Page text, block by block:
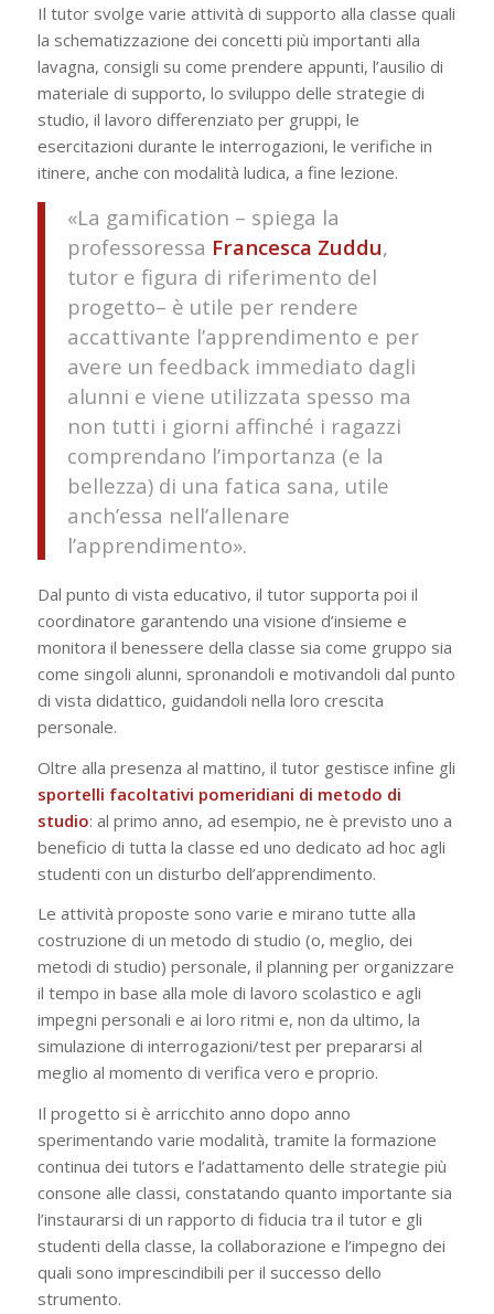
Il tutor svolge varie attività di supporto alla classe quali
la schematizzazione dei concetti più importanti alla
lavagna, consigli su come prendere appunti, l’ausilio di
materiale di supporto, lo sviluppo delle strategie di
studio, il lavoro differenziato per gruppi, le
esercitazioni durante le interrogazioni, le verifiche in
itinere, anche con modalità ludica, a fine lezione.
«La gamification – spiega la
professoressa Francesca Zuddu,
tutor e figura di riferimento del
progetto– è utile per rendere
accattivante l’apprendimento e per
avere un feedback immediato dagli
alunni e viene utilizzata spesso ma
non tutti i giorni affinché i ragazzi
comprendano l’importanza (e la
bellezza) di una fatica sana, utile
anch’essa nell’allenare
l’apprendimento».
Dal punto di vista educativo, il tutor supporta poi il
coordinatore garantendo una visione d’insieme e
monitora il benessere della classe sia come gruppo sia
come singoli alunni, spronandoli e motivandoli dal punto
di vista didattico, guidandoli nella loro crescita
personale.
Oltre alla presenza al mattino, il tutor gestisce infine gli
sportelli facoltativi pomeridiani di metodo di
studio: al primo anno, ad esempio, ne è previsto uno a
beneficio di tutta la classe ed uno dedicato ad hoc agli
studenti con un disturbo dell’apprendimento.
Le attività proposte sono varie e mirano tutte alla
costruzione di un metodo di studio (o, meglio, dei
metodi di studio) personale, il planning per organizzare
il tempo in base alla mole di lavoro scolastico e agli
impegni personali e ai loro ritmi e, non da ultimo, la
simulazione di interrogazioni/test per prepararsi al
meglio al momento di verifica vero e proprio.
Il progetto si è arricchito anno dopo anno
sperimentando varie modalità, tramite la formazione
continua dei tutors e l’adattamento delle strategie più
consone alle classi, constatando quanto importante sia
l’instaurarsi di un rapporto di fiducia tra il tutor e gli
studenti della classe, la collaborazione e l’impegno dei
quali sono imprescindibili per il successo dello
strumento.